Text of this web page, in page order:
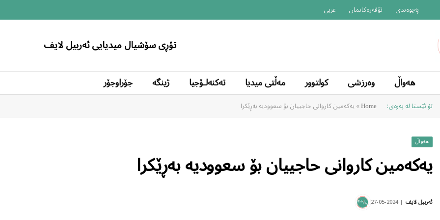
پەیوەندی ئۆفەرەکانمان عربي
تۆڕی سۆشیال میدیایی ئەربیل لایف
هەواڵ وەرزشی کولتوور مەڵتی میدیا تەکنەلۆجیا ژینگە جۆراوجۆر
تۆ ئێستا لە پەرەی: Home
»یەکەمین کاروانی حاجییان بۆ سعوودیە بەڕێکرا
هەواڵ
یەکەمین کاروانی حاجییان بۆ سعوودیە بەڕێکرا
ئەربیل لایف 2024-05-27